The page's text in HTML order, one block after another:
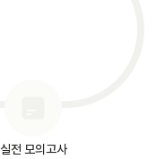
실전 모의고사